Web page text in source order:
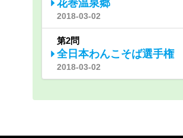
花巻温泉郷
2018-03-02
第2問
全日本わんこそば選手権
2018-03-02